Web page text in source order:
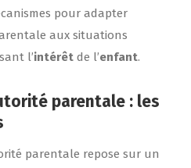
pour adapter
aux situations
l’intérêt de l’enfant.
parentale : les
parentale repose sur un